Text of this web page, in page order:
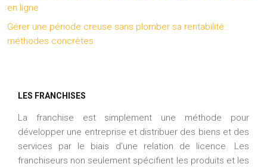
en ligne
Gérer une période creuse sans plomber sa rentabilité :
méthodes concrètes
LES FRANCHISES
La franchise est simplement une méthode pour
développer une entreprise et distribuer des biens et des
services par le biais d’une relation de licence. Les
franchiseurs non seulement spécifient les produits et les